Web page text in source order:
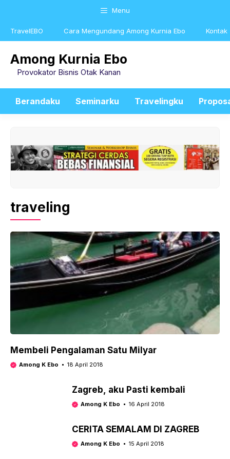
content
Menu
TravelEBO Cara Mengundang Among Kurnia Ebo Kontak
Among Kurnia Ebo
Provokator Bisnis Otak Kanan
Berandaku Seminarku Travelingku
traveling
Membeli Pengalaman Satu Milyar
Among K Ebo 18 April 2018
Zagreb, aku Pasti kembali
Among K Ebo 16 April 2018
​CERITA SEMALAM DI ZAGREB
Among K Ebo 15 April 2018